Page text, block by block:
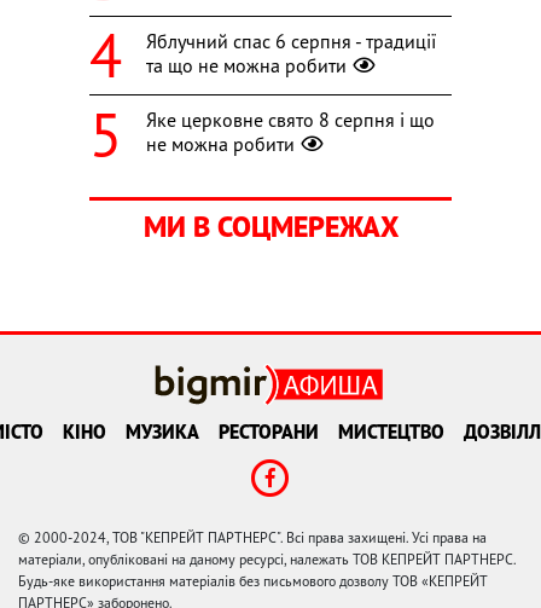
Яблучний спас 6 серпня - традиції
та що не можна робити
Яке церковне свято 8 серпня і що
не можна робити
МИ В СОЦМЕРЕЖАХ
КІНО МУЗИКА РЕСТОРАНИ МИСТЕЦТВО
© 2000-2024, ТОВ "КЕПРЕЙТ ПАРТНЕРС". Всі права захищені. Усі права на
матеріали, опубліковані на даному ресурсі, належать ТОВ КЕПРЕЙТ ПАРТНЕРС.
Будь-яке використання матеріалів без письмового дозволу ТОВ «КЕПРЕЙТ
ПАРТНЕРС» заборонено.